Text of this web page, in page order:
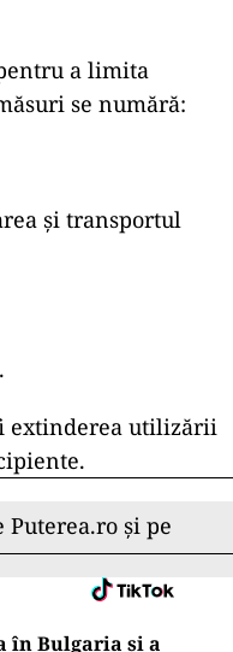
a limita
se numără:
și transportul
extinderea utilizării
și pe
în Bulgaria şi a